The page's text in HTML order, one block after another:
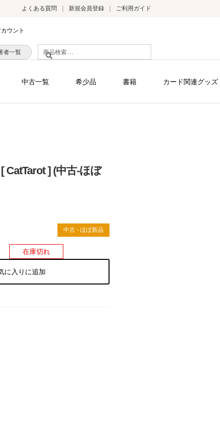
よくある質問 新規会員登録 ご利用ガイド
ウント
検
索
象:
者一覧
中古一覧 希少品 書籍 カード関連グッズ
] (中古-ほぼ
中古 - ほぼ新品
在庫切れ
に入りに追加